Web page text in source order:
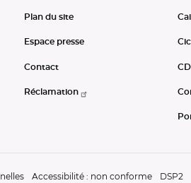
Plan du site
Espace presse
Contact
Réclamation
Accessibilité : non conforme DSP2